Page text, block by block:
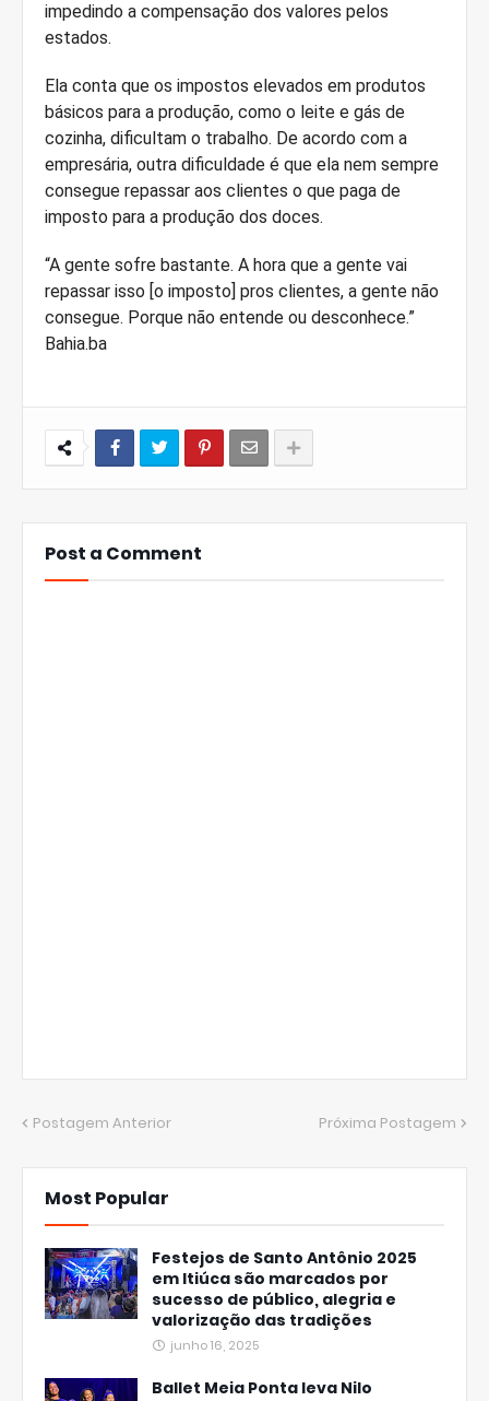
impedindo a compensação dos valores pelos
estados.
Ela conta que os impostos elevados em produtos
básicos para a produção, como o leite e gás de
cozinha, dificultam o trabalho. De acordo com a
empresária, outra dificuldade é que ela nem sempre
consegue repassar aos clientes o que paga de
imposto para a produção dos doces.
“A gente sofre bastante. A hora que a gente vai
repassar isso [o imposto] pros clientes, a gente não
consegue. Porque não entende ou desconhece.”
Bahia.ba
Post a Comment
Postagem Anterior Próxima Postagem
Most Popular
Festejos de Santo Antônio 2025
em Itiúca são marcados por
sucesso de público, alegria e
valorização das tradições
junho 16, 2025
Ballet Meia Ponta leva Nilo